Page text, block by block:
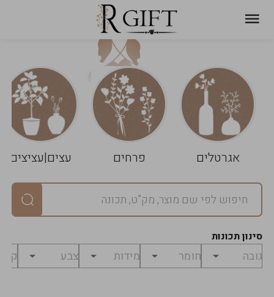
אגרטלים פרחים עצים|עציצים
סינון תכונות
עגלת
שלך
ניקוי
הסל
במארז
מחיר
לפני
₪0